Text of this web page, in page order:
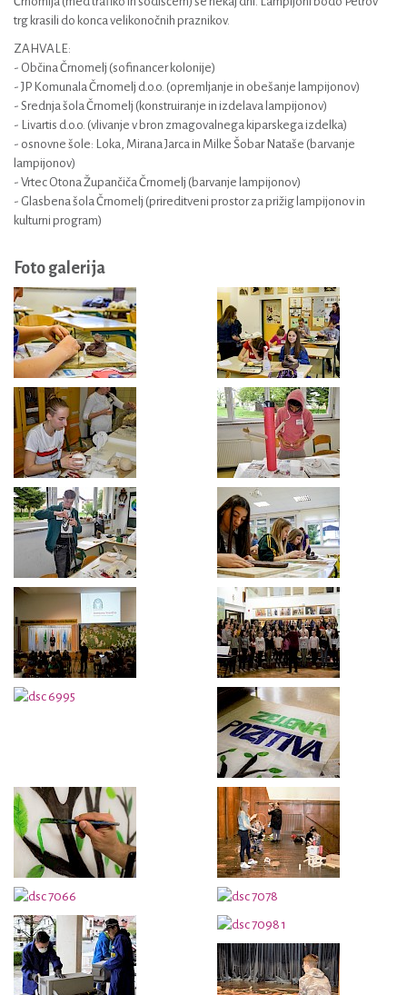
trg krasili do konca velikonočnih praznikov.
ZAHVALE:
- Občina Črnomelj (sofinancer kolonije)
- JP Komunala Črnomelj d.o.o. (opremljanje in obešanje lampijonov)
- Srednja šola Črnomelj (konstruiranje in izdelava lampijonov)
- Livartis d.o.o. (vlivanje v bron zmagovalnega kiparskega izdelka)
- osnovne šole: Loka, Mirana Jarca in Milke Šobar Nataše (barvanje
lampijonov)
- Vrtec Otona Župančiča Črnomelj (barvanje lampijonov)
- Glasbena šola Črnomelj (prireditveni prostor za prižig lampijonov in
kulturni program)
Foto galerija